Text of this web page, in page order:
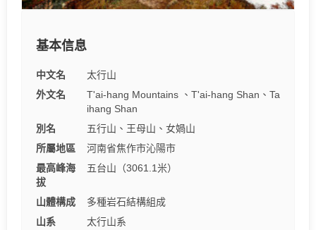
基本信息
中文名
太行山
外文名
T'ai-hang Mountains 、T'ai-hang Shan、Ta
ihang Shan
別名
五行山、王母山、女媧山
所屬地區
河南省焦作市沁陽市
最高峰海
拔
五台山（3061.1米）
山體構成
多種岩石結構組成
山系
太行山系